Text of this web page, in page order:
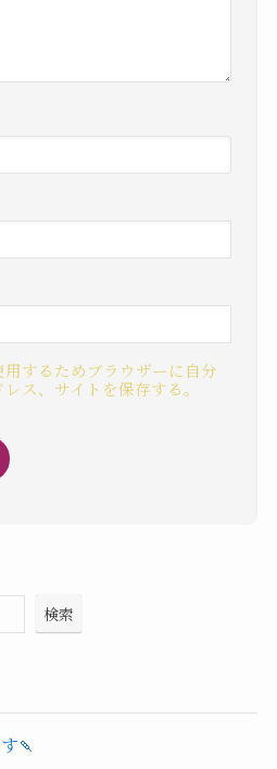
するためブラウザーに自分
ス、サイトを保存する。
検索
🍡